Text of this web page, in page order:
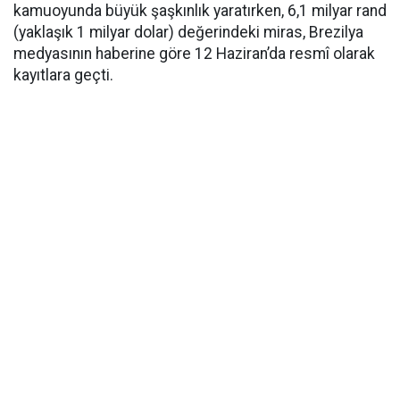
kamuoyunda büyük şaşkınlık yaratırken, 6,1 milyar rand
(yaklaşık 1 milyar dolar) değerindeki miras, Brezilya
medyasının haberine göre 12 Haziran’da resmî olarak
kayıtlara geçti.